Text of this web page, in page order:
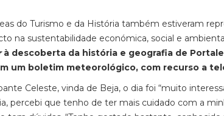
do Turismo e da História também estiveram
na sustentabilidade económica, social e
à descoberta da história e geografia de
um boletim meteorológico, com recurso a
Celeste, vinda de Beja, o dia foi “muito
percebi que tenho de ter mais cuidado com a